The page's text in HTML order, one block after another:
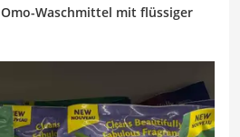
Omo-Waschmittel mit flüssiger